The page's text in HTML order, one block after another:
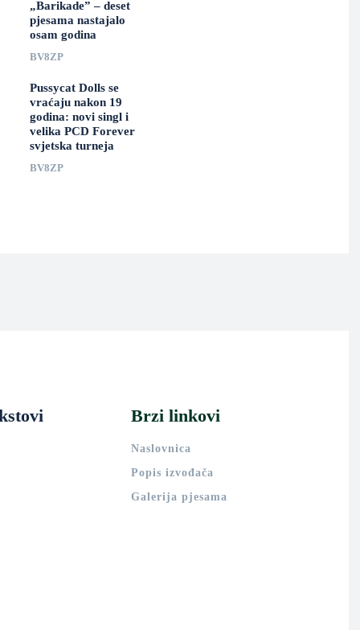
„Barikade” – deset
pjesama nastajalo
osam godina
BV8ZP
Pussycat Dolls se
vraćaju nakon 19
godina: novi singl i
velika PCD Forever
svjetska turneja
BV8ZP
Brzi linkovi
Naslovnica
Popis izvođača
Galerija pjesama